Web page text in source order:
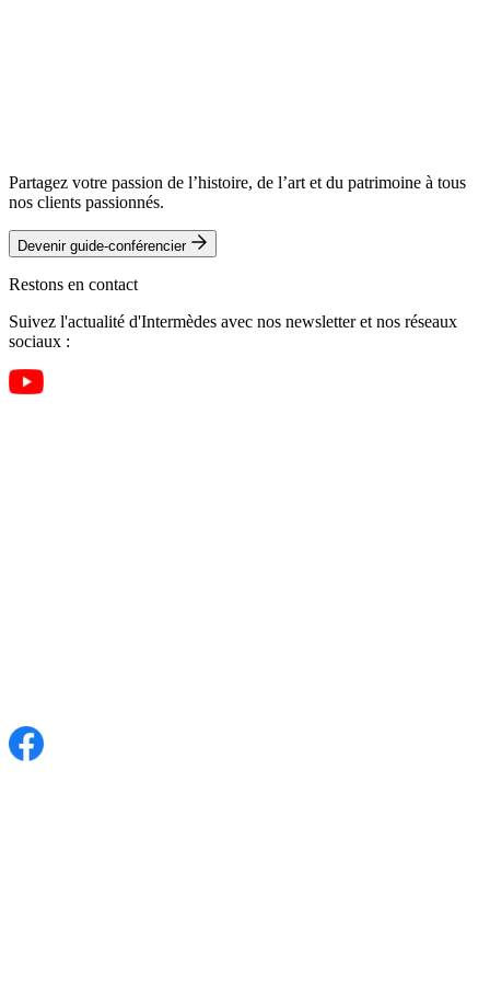
Partagez votre passion de l’histoire, de l’art et du patrimoine à tous
nos clients passionnés.
Devenir guide-conférencier
Restons en contact
Suivez l'actualité d'Intermèdes avec nos newsletter et nos réseaux
sociaux :